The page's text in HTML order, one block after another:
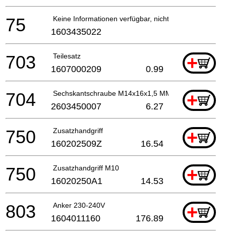
Keine Informationen verfügbar, nicht bestellbar
75 1603435022
Teilesatz +
703 1607000209 0.99
Sechskantschraube M14x16x1,5 MM +
704 2603450007 6.27
Zusatzhandgriff +
750 160202509Z 16.54
Zusatzhandgriff M10 +
750 16020250A1 14.53
Anker 230-240V +
803 1604011160 176.89